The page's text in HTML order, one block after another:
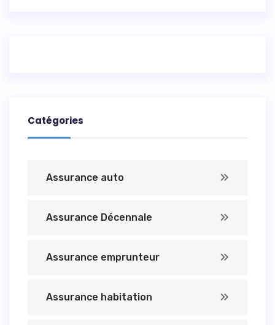
Catégories
Assurance auto
Assurance Décennale
Assurance emprunteur
Assurance habitation